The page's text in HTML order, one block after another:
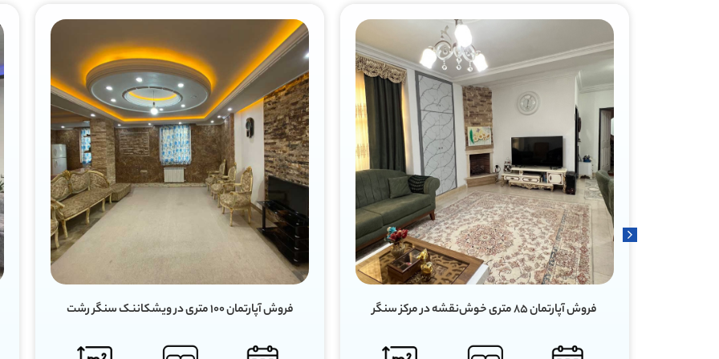
فروش آپارتمان ۱۰۰ متری در ویشکاننک سنگر رشت فروش آپارتمان ۸۴ متری در سنگر رشت